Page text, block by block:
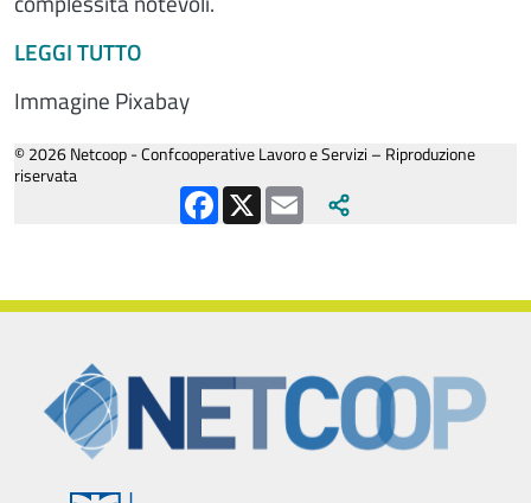
LEGGI TUTTO
Immagine Pixabay
© 2026 Netcoop - Confcooperative Lavoro e Servizi – Riproduzione
riservata
Facebook
X Email